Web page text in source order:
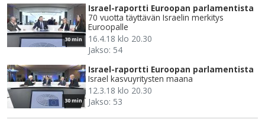
30 min
Israel-raportti Euroopan parlamentista
70 vuotta täyttävän Israelin merkitys
Euroopalle
16.4.18 klo 20.30
Jakso: 54
30 min
Israel-raportti Euroopan parlamentista
Israel kasvuyritysten maana
12.3.18 klo 20.30
Jakso: 53